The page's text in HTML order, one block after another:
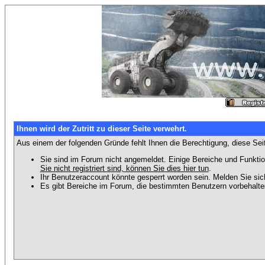
Ihnen wird der Zutritt zu dieser Seite verwehrt.
Aus einem der folgenden Gründe fehlt Ihnen die Berechtigung, diese
Sie sind im Forum nicht angemeldet. Einige Bereiche und
Sie nicht registriert sind, können Sie dies hier tun.
Ihr Benutzeraccount könnte gesperrt worden sein. Melden Sie
Es gibt Bereiche im Forum, die bestimmten Benutzern